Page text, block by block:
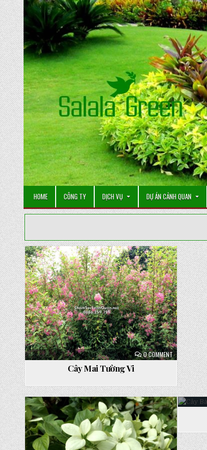
Skip
to
content
HOME CÔNG TY DỊCH VỤ DỰ ÁN CẢNH QUAN
0 COMMENTON
CÂY
MAI
TƯỜNG
Posted
in
Cây Mai Tường Vi
Posted
in